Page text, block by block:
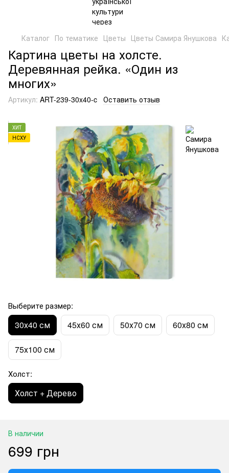
Каталог По тематике Цветы Цветы Самира Янушкова
Картина цветы на холсте.
Деревянная рейка. «Один из
многих»
Артикул: ART-239-30x40-c Оставить отзыв
ХИТ
НСХУ
Выберите размер:
30х40 см 45х60 см 50х70 см 60х80 см
75х100 см
Холст:
Холст + Дерево
В наличии
699 грн